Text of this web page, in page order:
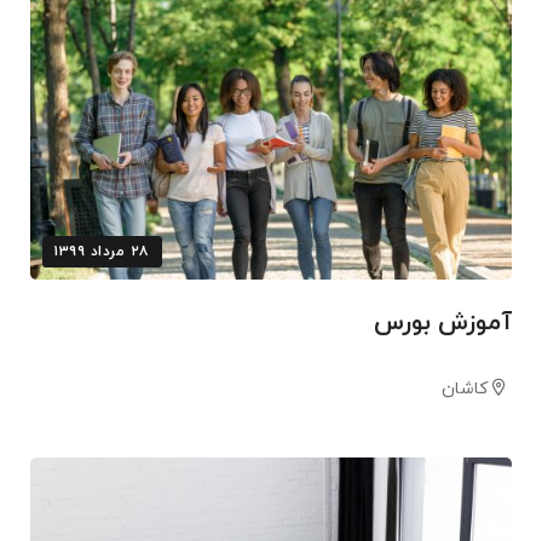
۲۸ مرداد ۱۳۹۹
آموزش بورس
کاشان